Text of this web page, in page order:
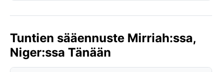
Tuntien sääennuste Mirriah:ssa,
Niger:ssa Tänään